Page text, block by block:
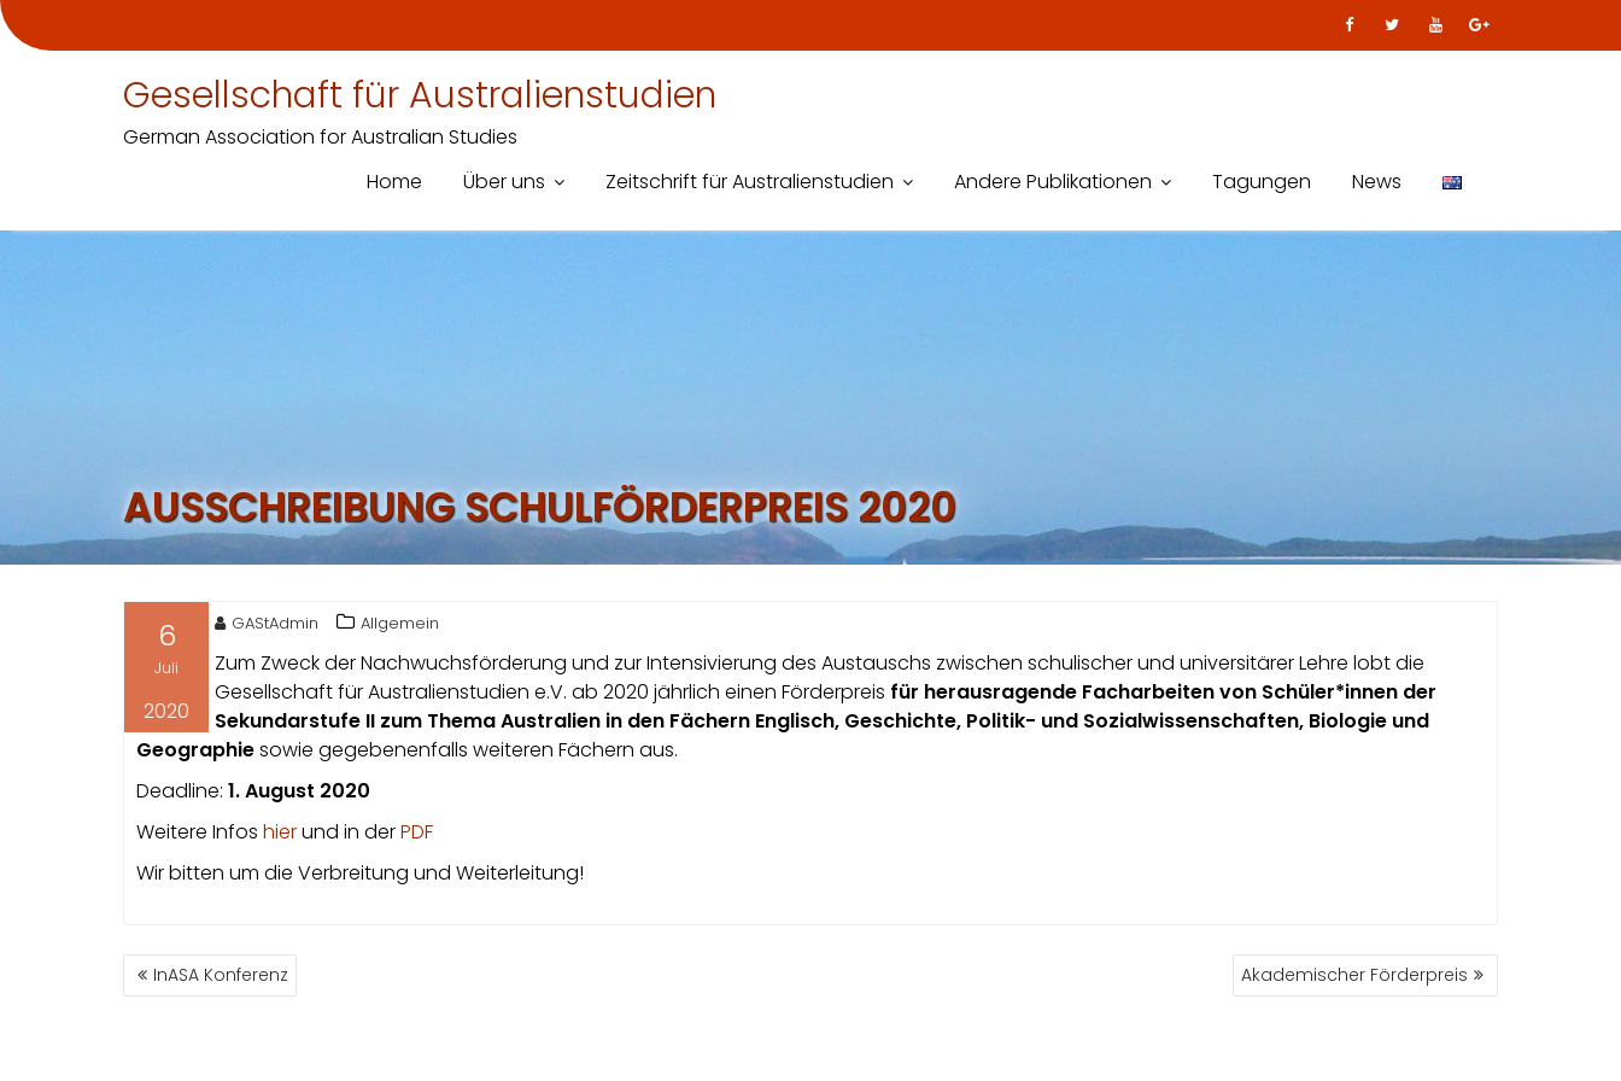
Gesellschaft für Australienstudien
German Association for Australian Studies
Home
Über uns Zeitschrift für Australienstudien Andere Publikationen Tagungen News
AUSSCHREIBUNG SCHULFÖRDERPREIS 2020
6
Juli
2020
GAStAdmin Allgemein
Zum Zweck der Nachwuchsförderung und zur Intensivierung des Austauschs zwischen schulischer und universitärer Lehre lobt die
Gesellschaft für Australienstudien e.V. ab 2020 jährlich einen Förderpreis für herausragende Facharbeiten von Schüler*innen der
Sekundarstufe II zum Thema Australien in den Fächern Englisch, Geschichte, Politik- und Sozialwissenschaften, Biologie und
Geographiesowie gegebenenfalls weiteren Fächern aus.
Deadline: 1. August 2020
Weitere Infos hierund in derPDF
Wir bitten um die Verbreitung und Weiterleitung!
BEITRAGSNAVIGATION
InASA Konferenz Akademischer Förderpreis